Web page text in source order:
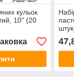
кульок
10" (20